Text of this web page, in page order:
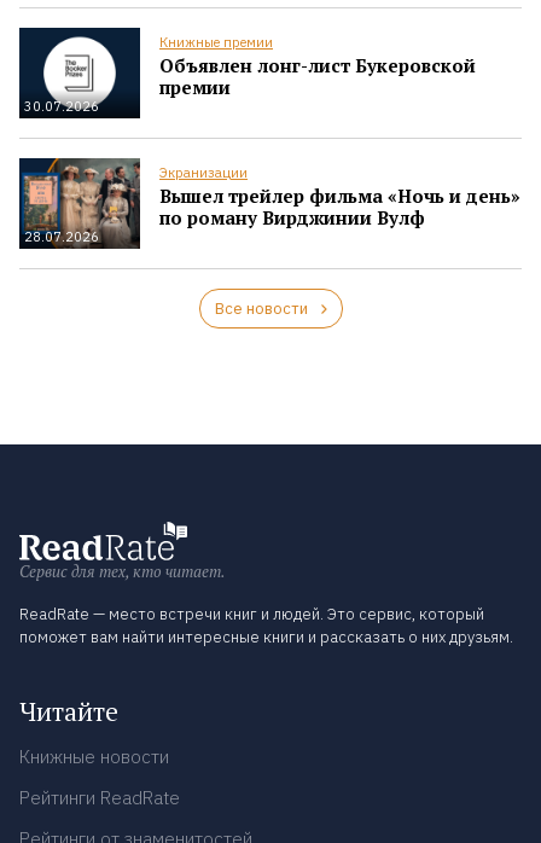
30.07.2026
Книжные премии
Объявлен лонг-лист Букеровской
премии
28.07.2026
Экранизации
Вышел трейлер фильма «Ночь и день»
по роману Вирджинии Вулф
Все новости
Сервис для тех, кто читает.
ReadRate — место встречи книг и людей. Это сервис, который
поможет вам найти интересные книги и рассказать о них друзьям.
Читайте
Книжные новости
Рейтинги ReadRate
Рейтинги от знаменитостей